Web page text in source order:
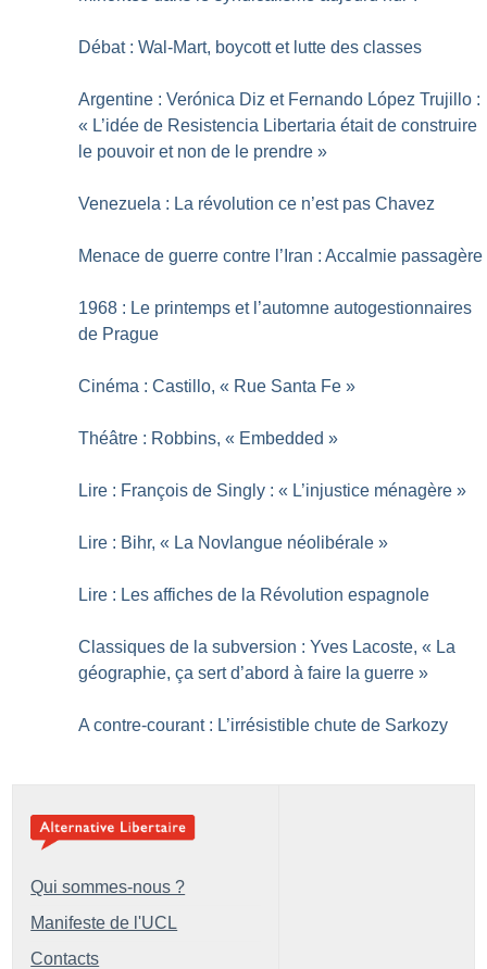
Débat : Wal-Mart, boycott et lutte des classes
Argentine : Verónica Diz et Fernando López Trujillo :
« L’idée de Resistencia Libertaria était de construire
le pouvoir et non de le prendre »
Venezuela : La révolution ce n’est pas Chavez
Menace de guerre contre l’Iran : Accalmie passagère
1968 : Le printemps et l’automne autogestionnaires
de Prague
Cinéma : Castillo, « Rue Santa Fe »
Théâtre : Robbins, « Embedded »
Lire : François de Singly : « L’injustice ménagère »
Lire : Bihr, « La Novlangue néolibérale »
Lire : Les affiches de la Révolution espagnole
Classiques de la subversion : Yves Lacoste, « La
géographie, ça sert d’abord à faire la guerre »
A contre-courant : L’irrésistible chute de Sarkozy
Qui sommes-nous ?
Manifeste de l'UCL
Contacts